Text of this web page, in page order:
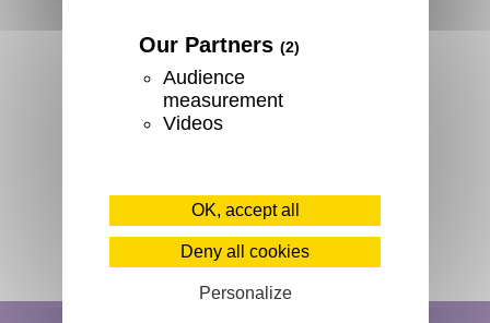
Our Partners (2)
Audience
measurement
Videos
OK, accept all
Deny all cookies
Personalize